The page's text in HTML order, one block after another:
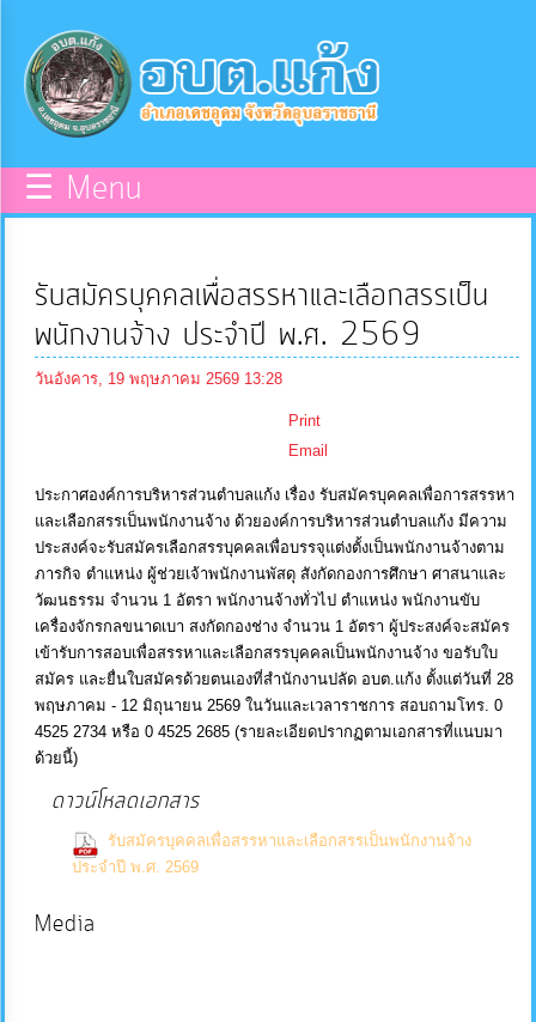
หน้า
หลัก
ข้อมูล
พื้น
บุคลากร
ข่าวสาร
บริการ
ข้อมูล
การ
จัดการ
ความ
งาน
☰ Menu
รับสมัครบุคคลเพื่อสรรหาและเลือกสรรเป็น
พนักงานจ้าง ประจำปี พ.ศ. 2569
วันอังคาร, 19 พฤษภาคม 2569 13:28
Print
Email
ประกาศองค์การบริหารส่วนตำบลแก้ง เรื่อง รับสมัครบุคคลเพื่อการสรรหา
และเลือกสรรเป็นพนักงานจ้าง ด้วยองค์การบริหารส่วนตำบลแก้ง มีความ
ประสงค์จะรับสมัครเลือกสรรบุคคลเพื่อบรรจุแต่งตั้งเป็นพนักงานจ้างตาม
ภารกิจ ตำแหน่ง ผู้ช่วยเจ้าพนักงานพัสดุ สังกัดกองการศึกษา ศาสนาและ
วัฒนธรรม จำนวน 1 อัตรา พนักงานจ้างทั่วไป ตำแหน่ง พนักงานขับ
เครื่องจักรกลขนาดเบา สงกัดกองช่าง จำนวน 1 อัตรา ผู้ประสงค์จะสมัคร
เข้ารับการสอบเพื่อสรรหาและเลือกสรรบุคคลเป็นพนักงานจ้าง ขอรับใบ
สมัคร และยื่นใบสมัครด้วยตนเองที่สำนักงานปลัด อบต.แก้ง ตั้งแต่วันที่ 28
พฤษภาคม - 12 มิถุนายน 2569 ในวันและเวลาราชการ สอบถามโทร. 0
4525 2734 หรือ 0 4525 2685 (รายละเอียดปรากฏตามเอกสารที่แนบมา
ด้วยนี้)
ดาวน์โหลดเอกสาร
รับสมัครบุคคลเพื่อสรรหาและเลือกสรรเป็นพนักงานจ้าง
ประจำปี พ.ศ. 2569
Media